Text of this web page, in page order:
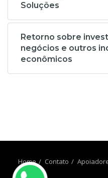
Soluções
Retorno sobre
negócios e outros
econômicos
Home Contato